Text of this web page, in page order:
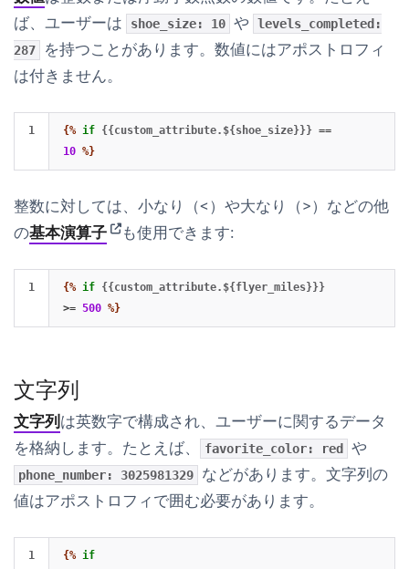
ば、ユーザーは
shoe_size: 10 や
levels_completed:
287
を持つことがあります。数値にはアポストロフィ
は付きません。
{% if {{custom_attribute.${shoe_size}}} ==
10 %}
整数に対しては、小なり（<）や大なり（>）などの他
の基本演算子(opens in new tab)
も使用できます:
{% if {{custom_attribute.${flyer_miles}}}
>= 500 %}
文字列
文字列 は英数字で構成され、ユーザーに関するデータ
を格納します。たとえば、
favorite_color: red や
phone_number: 3025981329
などがあります。文字列の
値はアポストロフィで囲む必要があります。
{% if